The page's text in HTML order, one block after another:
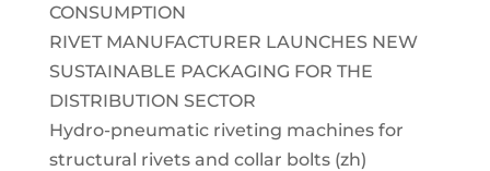
CONSUMPTION
RIVET MANUFACTURER LAUNCHES NEW
SUSTAINABLE PACKAGING FOR THE
DISTRIBUTION SECTOR
Hydro-pneumatic riveting machines for
structural rivets and collar bolts (zh)